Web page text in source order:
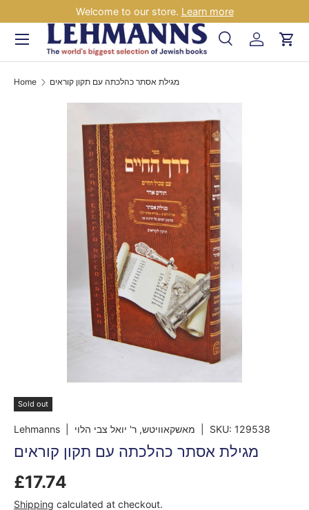
Skip to content
Welcome to our store. Learn more
Search
SearchLog inCart
Menu
Home מגילת אסתר כהלכתה עם תקון קוראים
Sold out
Lehmanns | מאשקאוויטש, ר' יואל צבי הלוי SKU: 129538
מגילת אסתר כהלכתה עם תקון קוראים
£17.74
Shipping calculated at checkout.